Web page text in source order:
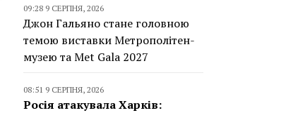
09:28 9 СЕРПНЯ, 2026
Джон Гальяно стане головною
темою виставки Метрополітен-
музею та Met Gala 2027
08:51 9 СЕРПНЯ, 2026
Росія атакувала Харків: